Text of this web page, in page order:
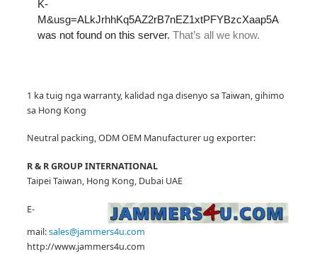
1 ka tuig nga warranty, kalidad nga disenyo sa Taiwan, gihimo
sa Hong Kong
Neutral packing, ODM OEM Manufacturer ug exporter:
R & R GROUP INTERNATIONAL
Taipei Taiwan, Hong Kong, Dubai UAE
E-
mail:sales@jammers4u.com
http://www.jammers4u.com